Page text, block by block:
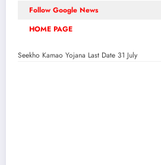
Follow Google News
HOME PAGE
Seekho Kamao Yojana Last Date 31 July